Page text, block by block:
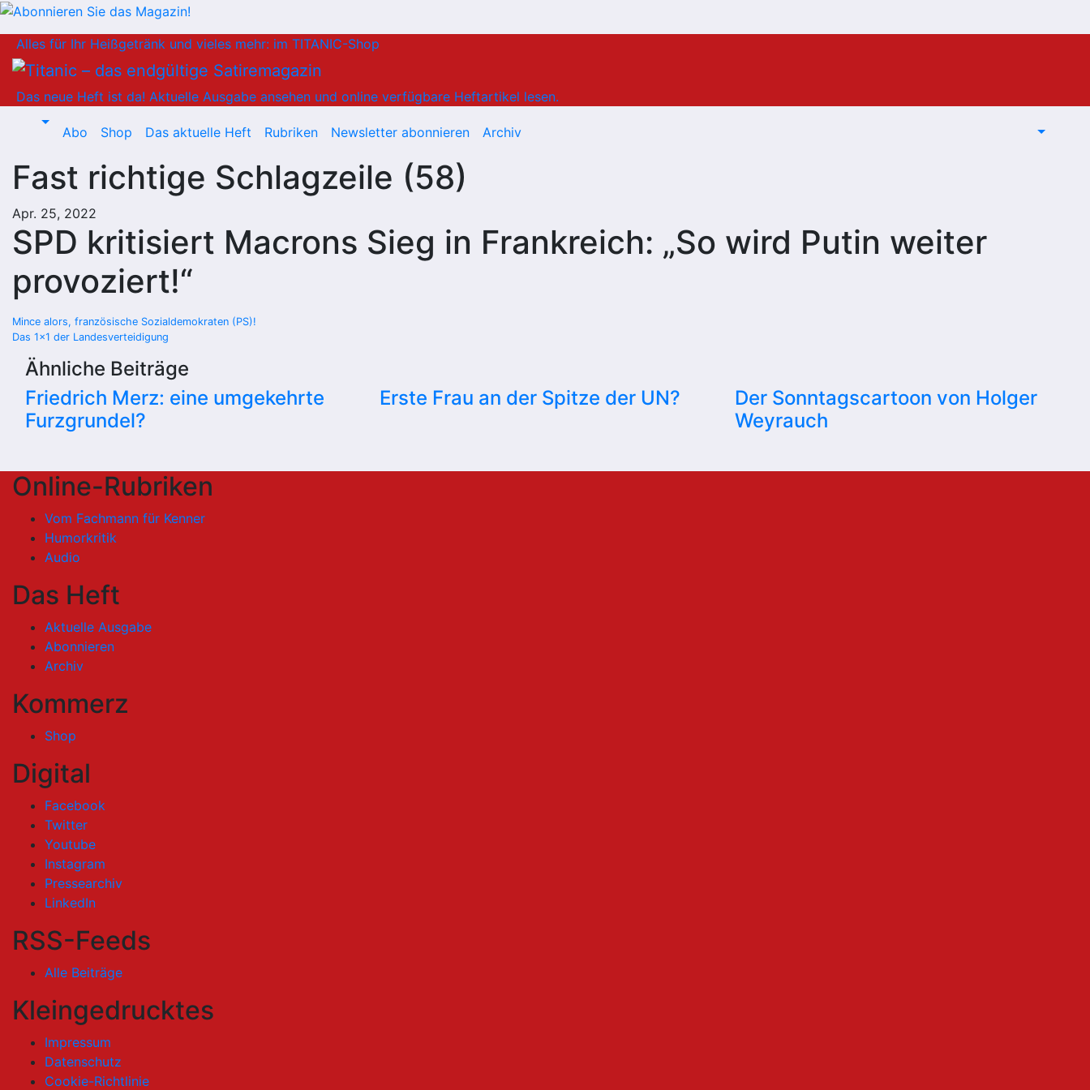
Inhalt
springen
Alles für Ihr Heißgetränk und vieles mehr: im TITANIC-Shop
Das neue Heft ist da! Aktuelle Ausgabe ansehen und online verfügbare Heftartikel lesen.
Abo Shop Das aktuelle Heft Rubriken Newsletter abonnieren Archiv
Fast richtige Schlagzeile (58)
Apr. 25, 2022
SPD kritisiert Macrons Sieg in Frankreich: „So wird Putin weiter
provoziert!“
Beitragsnavigation
Mince alors, französische Sozialdemokraten (PS)!
Das 1×1 der Landesverteidigung
Ähnliche Beiträge
Friedrich Merz: eine umgekehrte
Furzgrundel?
Erste Frau an der Spitze der UN?
Der Sonntagscartoon von Holger
Weyrauch
Online-Rubriken
Vom Fachmann für Kenner
Humorkritik
Audio
Das Heft
Aktuelle Ausgabe
Abonnieren
Archiv
Kommerz
Shop
Digital
Facebook
Twitter
Youtube
Instagram
Pressearchiv
LinkedIn
RSS-Feeds
Alle Beiträge
Kleingedrucktes
Impressum
Datenschutz
Cookie-Richtlinie